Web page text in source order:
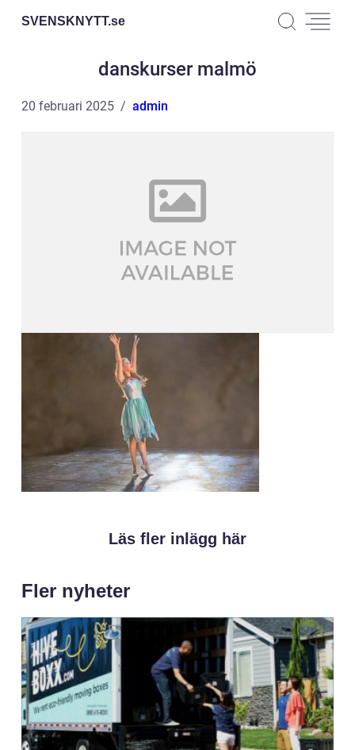
SVENSKNYTT.se
danskurser malmö
20 februari 2025 admin
Läs fler inlägg här
Fler nyheter